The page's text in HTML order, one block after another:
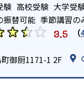
験 高校受験 大学受
振替可能 季節講習の
3.5 （
御厨1171-1 2F